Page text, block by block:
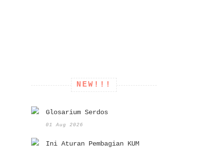
NEW!!!
Glosarium Serdos
01 Aug 2026
Ini Aturan Pembagian KUM